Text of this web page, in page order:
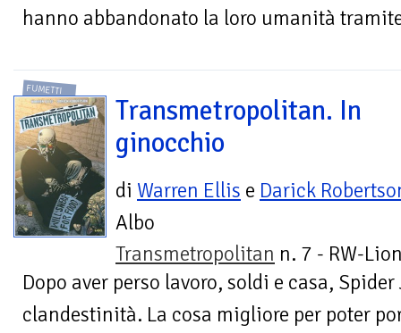
hanno abbandonato la loro umanità
FUMETTI
Transmetropolitan. In
ginocchio
di Warren Ellis e Darick
Albo
Transmetropolitan n. 7 - RW-
Dopo aver perso lavoro, soldi e casa,
clandestinità. La cosa migliore per poter